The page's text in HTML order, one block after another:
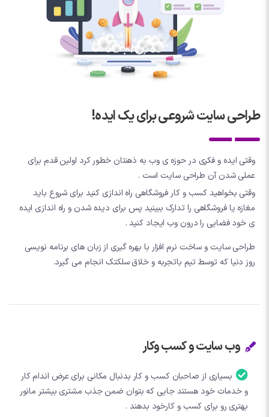
طراحی سایت شروعی برای یک ایده!
وقتی ایده و فکری در حوزه ی وب به ذهنتان خطور کرد اولین قدم برای
عملی شدن آن طراحی سایت است .
وقتی بخواهید کسب و کار فروشگاهی راه اندازی کنید برای شروع باید
مغازه یا فروشگاهی را تدارک ببینید پس برای دیده شدن و راه اندازی ایده
ی خود فضایی را درون وب ایجاد کنید .
طراحی سایت و ساخت نرم افزار با بهره گیری از زبان های برنامه نویسی
روز دنیا که توسط تیم باتجربه و خلاق سلکتک انجام می گیرد.
وب سایت و کسب وکار
بسیاری از صاحبان کسب و کار بدنبال مکانی برای عرض اندام کار
و خدمات خود هستند جایی که بتوان ضمن جذب مشتری بیشتر مانور
بهتری رو برای کسب و کارخود بدهند .